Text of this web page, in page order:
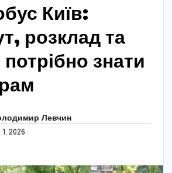
Київ:
розклад та
знати
Левчин
2026